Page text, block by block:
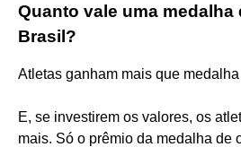
Quanto vale uma medalha
Brasil?
Atletas ganham mais que medalha
E, se investirem os valores, os
mais. Só o prêmio da medalha de